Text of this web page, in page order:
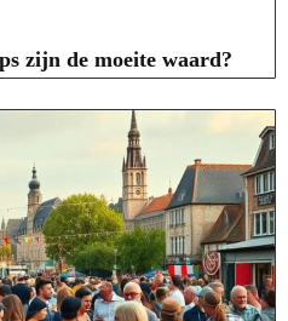
zijn de moeite waard?